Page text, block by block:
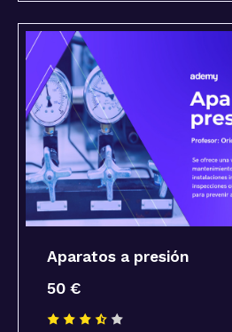
Aparatos a presión
50 €